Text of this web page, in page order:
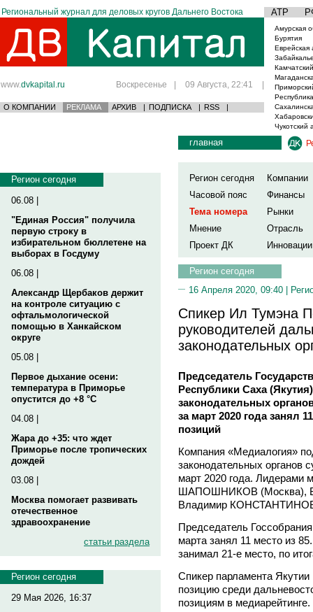
Региональный журнал для деловых кругов Дальнего Востока АТР
www.dvkapital.ru Воскресенье | 09 Августа, 22:41 |
О КОМПАНИИ РЕКЛАМА АРХИВ | ПОДПИСКА | RSS |
Амурская
Бурятия
Еврейская
Чукотский
Регион сегодня
06.08 |
"Единая Россия" получила
первую строку в
избирательном бюллетене на
выборах в Госдуму
06.08 |
Александр Щербаков держит
на контроле ситуацию с
офтальмологической
помощью в Ханкайском
округе
05.08 |
Первое дыхание осени:
температура в Приморье
опустится до +8 °C
04.08 |
Жара до +35: что ждет
Приморье после тропических
дождей
03.08 |
Москва помогает развивать
отечественное
здравоохранение
статьи раздела
Регион сегодня
29 Мая 2026, 16:37
главная
Регион сегодня
Компании
Часовой пояс
Финансы
Тема номера
Рынки
Мнение
Отрасль
Проект ДК
Инновации
Регион сегодня
16 Апреля 2020, 09:40 |
Спикер Ил Тумэна
руководителей
законодательных
Председатель
Республики Саха
законодательных
за март 2020 года занял
позиций
Компания «Медиалогия»
законодательных органов
март 2020 года. Лидерами
ШАПОШНИКОВ (Москва),
Владимир
Председатель
марта занял 11 место из
занимал 21-е место, по
Спикер парламента
позицию среди
позициям в медиарейтинге.